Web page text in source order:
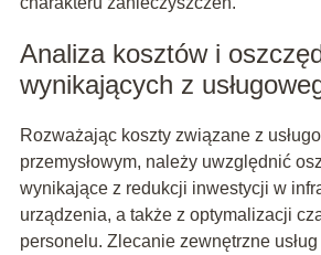
Analiza kosztów i
wynikających z
Rozważając koszty związane z
przemysłowym, należy uwzględnić
wynikające z redukcji inwestycji w
urządzenia, a także z optymalizacji
personelu. Zlecanie zewnętrzne